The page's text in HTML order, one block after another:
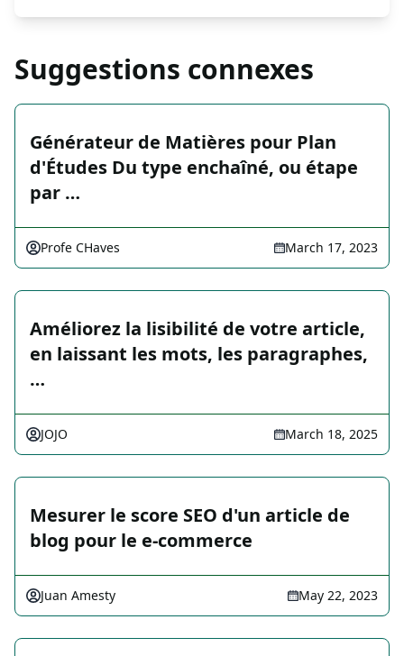
Suggestions connexes
Générateur de Matières pour Plan
d'Études Du type enchaîné, ou étape
par …
Profe CHaves March 17, 2023
Améliorez la lisibilité de votre article,
en laissant les mots, les paragraphes,
…
JOJO March 18, 2025
Mesurer le score SEO d'un article de
blog pour le e-commerce
Juan Amesty May 22, 2023